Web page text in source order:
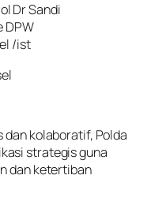
Dr Sandi
DPW
/ist
kolaboratif, Polda
strategis guna
dan ketertiban